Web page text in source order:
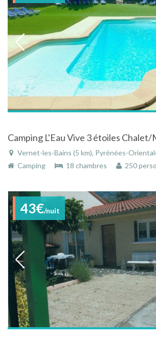
Vernet-les-Bains (5 km), Pyrénées-Orientales, Languedoc-
Camping
18 chambres 250
43€/nuit